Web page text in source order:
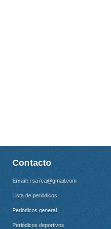
Contacto
Email: rsa7ca@gmail.com
Lista de periódicos
Periódicos general
Periódicos deportivos